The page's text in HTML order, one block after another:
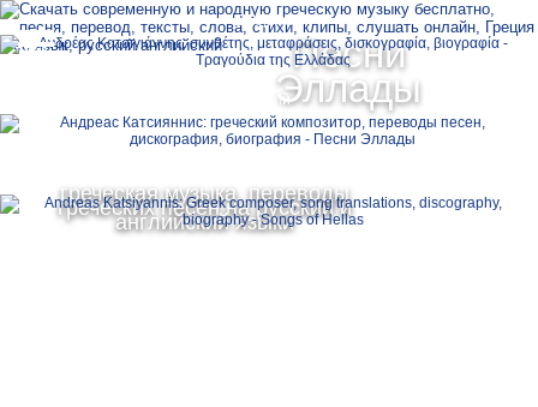
Песни
Эллады
греческая музыка, переводы
греческих песен на русский и
английский языки
Ελληνικά
Русский
MENU